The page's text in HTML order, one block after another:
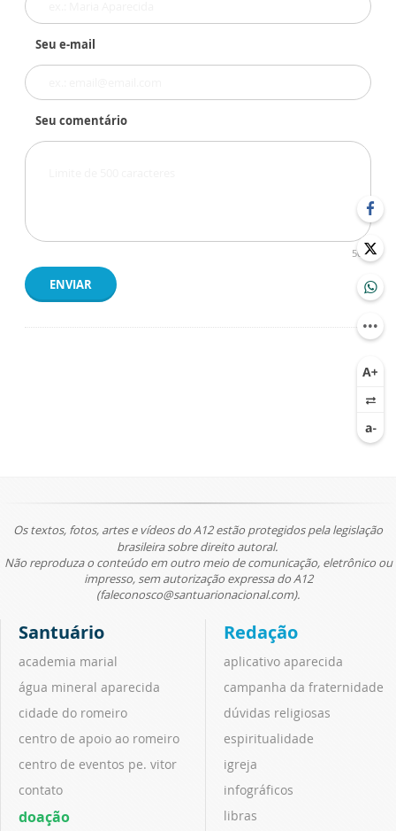
Seu e-mail
Seu comentário
500
ENVIAR
Os textos, fotos, artes e vídeos do A12 estão protegidos pela legislação
brasileira sobre direito autoral.
Não reproduza o conteúdo em outro meio de comunicação, eletrônico ou
impresso, sem autorização expressa do A12
(faleconosco@santuarionacional.com).
Santuário
academia marial
água mineral aparecida
cidade do romeiro
centro de apoio ao romeiro
centro de eventos pe. vitor
contato
doação
Redação
aplicativo aparecida
campanha da fraternidade
dúvidas religiosas
espiritualidade
igreja
infográficos
libras